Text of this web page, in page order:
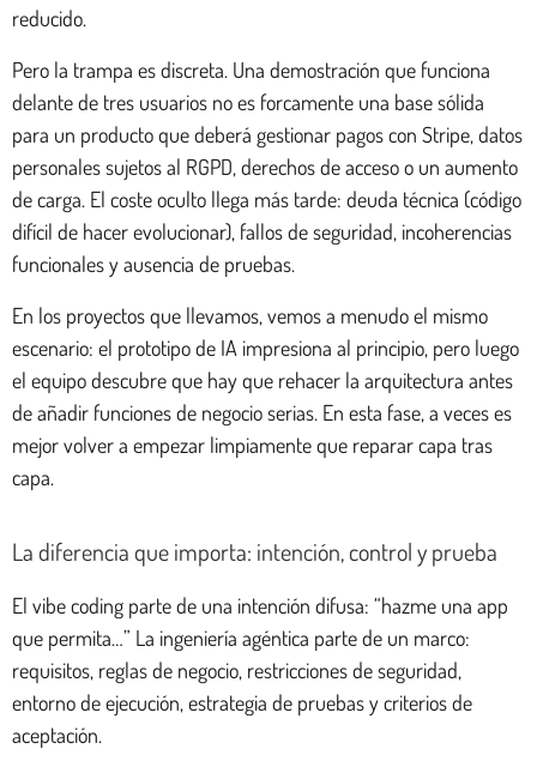
reducido.
Pero la trampa es discreta. Una demostración que funciona
delante de tres usuarios no es forcamente una base sólida
para un producto que deberá gestionar pagos con Stripe, datos
personales sujetos al RGPD, derechos de acceso o un aumento
de carga. El coste oculto llega más tarde: deuda técnica (código
difícil de hacer evolucionar), fallos de seguridad, incoherencias
funcionales y ausencia de pruebas.
En los proyectos que llevamos, vemos a menudo el mismo
escenario: el prototipo de IA impresiona al principio, pero luego
el equipo descubre que hay que rehacer la arquitectura antes
de añadir funciones de negocio serias. En esta fase, a veces es
mejor volver a empezar limpiamente que reparar capa tras
capa.
La diferencia que importa: intención, control y prueba
El vibe coding parte de una intención difusa: “hazme una app
que permita…” La ingeniería agéntica parte de un marco:
requisitos, reglas de negocio, restricciones de seguridad,
entorno de ejecución, estrategia de pruebas y criterios de
aceptación.